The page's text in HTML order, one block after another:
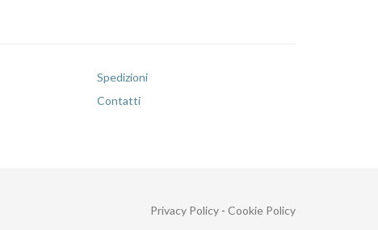
Spedizioni
Contatti
Privacy Policy- Cookie Policy